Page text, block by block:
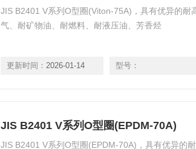
JIS B2401 V系列O型圈(Viton-75A)，具有优异的耐
气、耐矿物油、耐燃料、耐液压油、芳香烃
更新时间： 2026-01-14 型号：
JIS B2401 V系列O型圈(EPDM-70A)
JIS B2401 V系列O型圈(EPDM-70A)，具有优异的